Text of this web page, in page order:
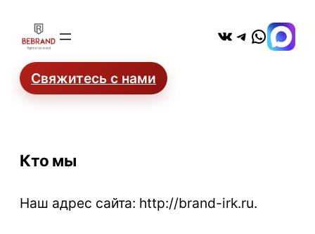
содержимому
ВКонтакте
Telegram
Свяжитесь с нами
Кто мы
Наш адрес сайта: http://brand-irk.ru.